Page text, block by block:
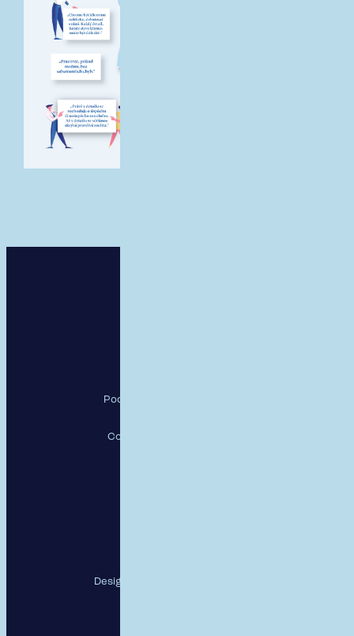
Pod Krčským lesem 2016/22,
Copyright RESPECT, a.s., 26
Designed and developed by